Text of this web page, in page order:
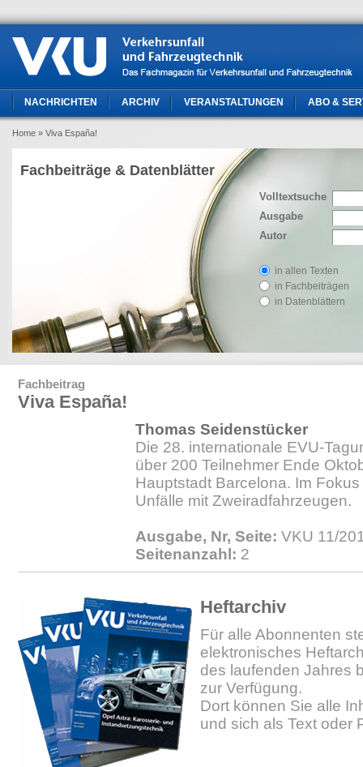
NACHRICHTEN ARCHIV VERANSTALTUNGEN ABO &
Home » Viva España!
Volltextsuche
Ausgabe
Autor
in allen Texten
in Fachbeiträgen
in Datenblättern
Fachbeiträge & Datenblätter
Fachbeitrag
Viva España!
Thomas Seidenstücker
Die 28. internationale EVU-
über 200 Teilnehmer Ende
Hauptstadt Barcelona. Im
Unfälle mit Zweiradfahrzeugen.
Ausgabe, Nr, Seite: VKU 11/
Seitenanzahl: 2
Heftarchiv
Für alle Abonnenten
elektronisches
des laufenden Jahres
zur Verfügung.
Dort können Sie alle
und sich als Text oder